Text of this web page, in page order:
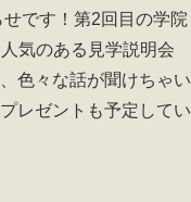
です！第2回目の学院
気のある見学説明会
色々な話が聞けちゃい
レゼントも予定してい